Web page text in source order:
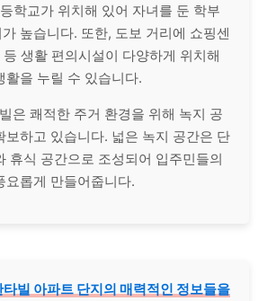
학교가 위치해 있어 자녀를 둔 학부
높습니다. 또한, 도보 거리에 쇼핑센
생활 편의시설이 다양하게 위치해
활을 누릴 수 있습니다.
은 쾌적한 주거 환경을 위해 녹지 공
보하고 있습니다. 넓은 녹지 공간은 단
휴식 공간으로 조성되어 입주민들의
요롭게 만들어줍니다.
빌 아파트 단지의 매력적인 정보들을